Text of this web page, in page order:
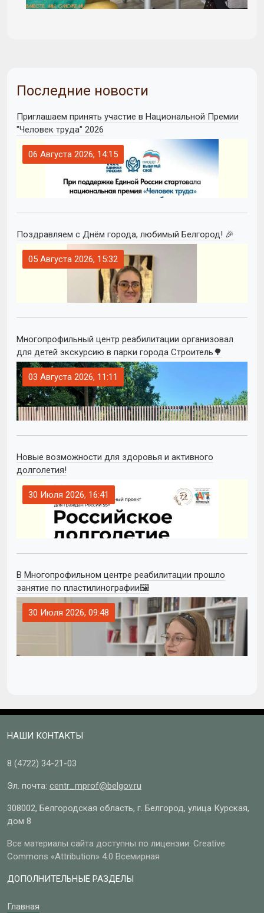
Последние новости
Приглашаем принять участие в Национальной Премии
"Человек труда" 2026
06 Августа 2026, 14:15
Поздравляем с Днём города, любимый Белгород! 🎉
05 Августа 2026, 15:32
Многопрофильный центр реабилитации организовал
для детей экскурсию в парки города Строитель🌳
03 Августа 2026, 11:11
Новые возможности для здоровья и активного
долголетия!
30 Июля 2026, 16:41
В Многопрофильном центре реабилитации прошло
занятие по пластилинографии🖼
30 Июля 2026, 09:48
НАШИ КОНТАКТЫ
8 (4722) 34-21-03
Эл. почта: centr_mprof@belgov.ru
308002, Белгородская область, г. Белгород, улица Курская,
дом 8
Все материалы сайта доступны по лицензии: Creative
Commons «Attribution» 4.0 Всемирная
ДОПОЛНИТЕЛЬНЫЕ РАЗДЕЛЫ
Главная